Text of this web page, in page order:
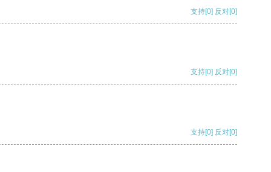
支持[0] 反对[0]
支持[0] 反对[0]
支持[0] 反对[0]